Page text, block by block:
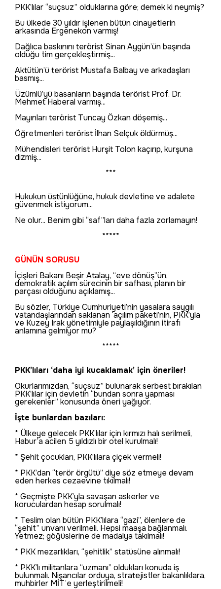
PKK’lılar “suçsuz” olduklarına göre; demek ki neymiş?
Bu ülkede 30 yıldır işlenen bütün cinayetlerin
arkasında Ergenekon varmış!
Dağlıca baskınını terörist Sinan Aygün’ün başında
olduğu tim gerçekleştirmiş...
Aktütün’ü terörist Mustafa Balbay ve arkadaşları
basmış...
Üzümlü’yü basanların başında terörist Prof. Dr.
Mehmet Haberal varmış...
Mayınları terörist Tuncay Özkan döşemiş...
Öğretmenleri terörist İlhan Selçuk öldürmüş...
Mühendisleri terörist Hurşit Tolon kaçırıp, kurşuna
dizmiş...
***
Hukukun üstünlüğüne, hukuk devletine ve adalete
güvenmek istiyorum...
Ne olur... Benim gibi “saf”ları daha fazla zorlamayın!
*****
GÜNÜN SORUSU
İçişleri Bakanı Beşir Atalay, “eve dönüş”ün,
demokratik açılım sürecinin bir safhası, planın bir
parçası olduğunu açıklamış...
Bu sözler, Türkiye Cumhuriyeti’nin yasalara saygılı
vatandaşlarından saklanan ‘açılım paketi’nin, PKK’yla
ve Kuzey Irak yönetimiyle paylaşıldığının itirafı
anlamına gelmiyor mu?
*****
PKK’lıları ‘daha iyi kucaklamak’ için öneriler!
Okurlarımızdan, “suçsuz” bulunarak serbest bırakılan
PKK’lılar için devletin “bundan sonra yapması
gerekenler” konusunda öneri yağıyor.
İşte bunlardan bazıları:
* Ülkeye gelecek PKK’lılar için kırmızı halı serilmeli,
Habur’a acilen 5 yıldızlı bir otel kurulmalı!
* Şehit çocukları, PKK’lılara çiçek vermeli!
* PKK’dan “terör örgütü” diye söz etmeye devam
eden herkes cezaevine tıkılmalı!
* Geçmişte PKK’yla savaşan askerler ve
koruculardan hesap sorulmalı!
* Teslim olan bütün PKK’lılara “gazi”, ölenlere de
“şehit” unvanı verilmeli. Hepsi maaşa bağlanmalı.
Yetmez; göğüslerine de madalya takılmalı!
* PKK mezarlıkları, “şehitlik” statüsüne alınmalı!
* PKK’lı militanlara “uzmanı” oldukları konuda iş
bulunmalı. Nişancılar orduya, stratejistler bakanlıklara,
muhbirler MİT’e yerleştirilmeli!